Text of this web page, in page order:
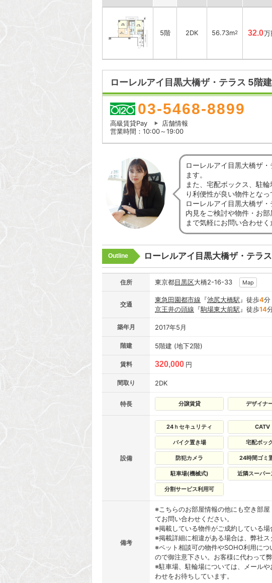
5階 2DK 56.73m2 32.0万
ローレルアイ目黒大橋ザ・テラス 5階建
03-5468-8899
高級賃貸Pay
店舗情報
営業時間：10:00～19:00
ローレルアイ目黒大橋ザ
ます。
また、宅配ボックス、駐
り利便性が良い物件となっ
ローレルアイ目黒大橋ザ
内見をご検討や物件・お
まで気軽にお問い合わせ
Outline ローレルアイ目黒大橋ザ・テラ
住所 東京都目黒区大橋2-16-33 Map
交通
東急田園都市線 『池尻大橋駅 』徒歩4分
京王井の頭線 『駒場東大前駅 』徒歩14
築年月 2017年5月
階建 5階建 (地下2階)
賃料 320,000 円
間取り 2DK
特長 分譲賃貸 デザイナ
設備
24ｈセキュリティ CATV
バイク置き場 宅配ボッ
防犯カメラ 24時間ゴミ
駐車場(機械式) 近隣スーパー
分割サービス利用可
備考
※こちらのお部屋情報の他にも空き部
てお問い合わせください。
※掲載している物件がご成約している場
※掲載詳細に相違がある場合は、弊社ス
※ペット相談可の物件やSOHO利用に
ので御注意下さい。お客様に代わって
※駐車場、駐輪場については、メール
わせをお待ちしています。